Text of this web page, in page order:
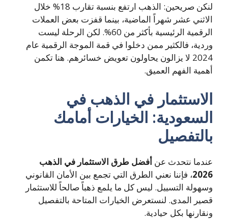
لنكن صريحين: الذهب ارتفع بنسبة تقارب 18% خلال
الاثني عشر شهراً الماضية، بينما قفزت بعض العملات
الرقمية الرئيسية بأكثر من 60%. لكن الرحلة ليست
وردية، فالكثير ممن دخلوا في قمة الموجة الرقمية عام
2024 لا يزالون يحاولون تعويض خسائرهم. هنا تكمن
أهمية الفهم العميق.
الاستثمار في الذهب في
السعودية: الخيارات أمامك
بالتفصيل
عندما نتحدث عن أفضل طرق الاستثمار في الذهب
2026، فإننا نعني الطرق التي تجمع بين الأمان القانوني
وسهولة التسييل. ليس كل ما يلمع ذهباً صالحاً للاستثمار
قصير المدى. لنستعرض الخيارات المتاحة بالتفصيل
ونقارنها بكل حيادية.